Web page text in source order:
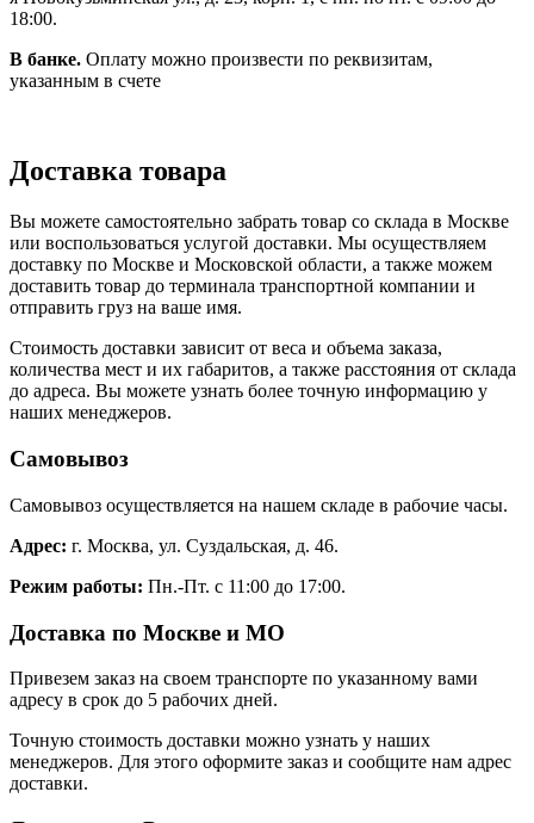
18:00.
В банке. Оплату можно произвести по реквизитам,
указанным в счете
Доставка товара
Вы можете самостоятельно забрать товар со склада в Москве
или воспользоваться услугой доставки. Мы осуществляем
доставку по Москве и Московской области, а также можем
доставить товар до терминала транспортной компании и
отправить груз на ваше имя.
Стоимость доставки зависит от веса и объема заказа,
количества мест и их габаритов, а также расстояния от склада
до адреса. Вы можете узнать более точную информацию у
наших менеджеров.
Самовывоз
Самовывоз осуществляется на нашем складе в рабочие часы.
Адрес: г. Москва, ул. Суздальская, д. 46.
Режим работы: Пн.-Пт. с 11:00 до 17:00.
Доставка по Москве и МО
Привезем заказ на своем транспорте по указанному вами
адресу в срок до 5 рабочих дней.
Точную стоимость доставки можно узнать у наших
менеджеров. Для этого оформите заказ и сообщите нам адрес
доставки.